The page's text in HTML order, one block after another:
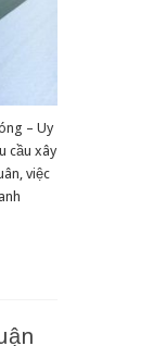
– Uy
cầu xây
việc